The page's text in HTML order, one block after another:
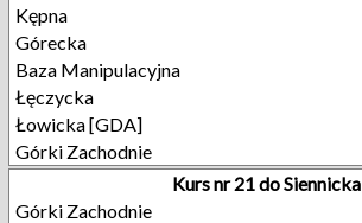
Kępna
Górecka
Baza Manipulacyjna
Łęczycka
Łowicka [GDA]
Górki Zachodnie
Kurs nr 21 do Siennicka
Górki Zachodnie